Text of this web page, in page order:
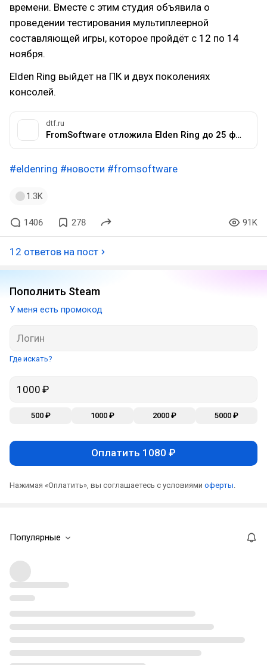
времени. Вместе с этим студия объявила о
проведении тестирования мультиплеерной
составляющей игры, которое пройдёт с 12 по 14
ноября.
Elden Ring выйдет на ПК и двух поколениях
консолей.
dtf.ru
FromSoftware отложила Elden Ring до 25 февраля 2022 года — Игры на DTF
#eldenring #новости #fromsoftware
1.3K
1406 278 91K
12 ответов на пост
Пополнить Steam
У меня есть промокод
Где искать?
500 ₽ 1000 ₽ 2000 ₽ 5000 ₽
Оплатить 1080 ₽
Нажимая «Оплатить», вы соглашаетесь с условиями оферты
Популярные